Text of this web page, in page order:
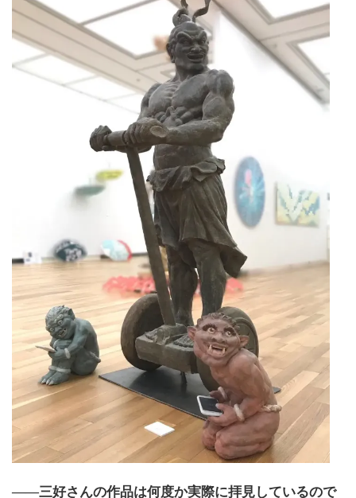
――三好さんの作品は何度か実際に拝見しているので